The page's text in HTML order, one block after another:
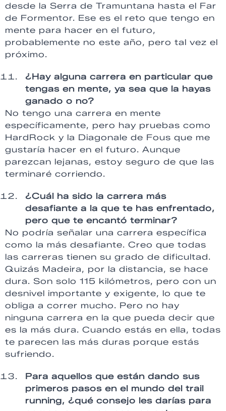
desde la Serra de Tramuntana hasta el Far
de Formentor. Ese es el reto que tengo en
mente para hacer en el futuro,
probablemente no este año, pero tal vez el
próximo.
¿Hay alguna carrera en particular que
tengas en mente, ya sea que la hayas
ganado o no?
No tengo una carrera en mente
específicamente, pero hay pruebas como
HardRock y la Diagonale de Fous que me
gustaría hacer en el futuro. Aunque
parezcan lejanas, estoy seguro de que las
terminaré corriendo.
¿Cuál ha sido la carrera más
desafiante a la que te has enfrentado,
pero que te encantó terminar?
No podría señalar una carrera específica
como la más desafiante. Creo que todas
las carreras tienen su grado de dificultad.
Quizás Madeira, por la distancia, se hace
dura. Son solo 115 kilómetros, pero con un
desnivel importante y exigente, lo que te
obliga a correr mucho. Pero no hay
ninguna carrera en la que pueda decir que
es la más dura. Cuando estás en ella, todas
te parecen las más duras porque estás
sufriendo.
Para aquellos que están dando sus
primeros pasos en el mundo del trail
running, ¿qué consejo les darías para